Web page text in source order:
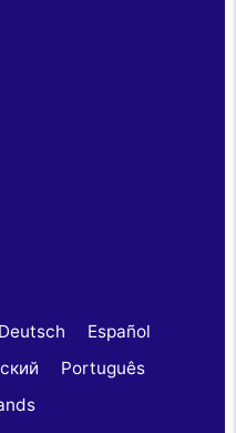
Deutsch
Español
Português